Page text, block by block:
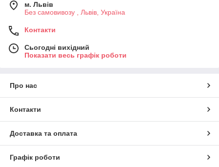
м. Львів
Без самовивозу , Львів, Україна
Контакти
Сьогодні вихідний
Показати весь графік роботи
Про нас
Контакти
Доставка та оплата
Графік роботи